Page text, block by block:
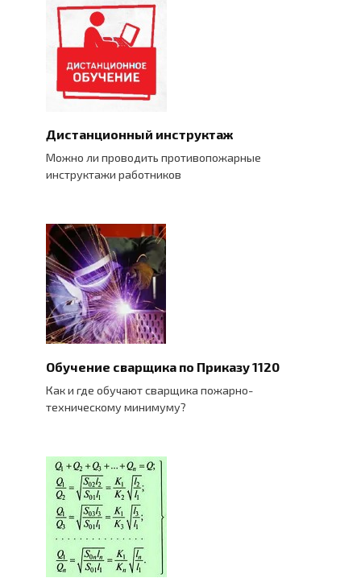
Дистанционный инструктаж
Можно ли проводить противопожарные
инструктажи работников
Обучение сварщика по Приказу 1120
Как и где обучают сварщика пожарно-
техническому минимуму?